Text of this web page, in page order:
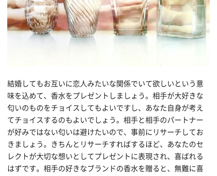
結婚してもお互いに恋人みたいな関係でいて欲しいという意
味を込めて、香水をプレゼントしましょう。相手が大好きな
匂いのものをチョイスしてもよいですし、あなた自身が考え
てチョイスするのもよいでしょう。相手と相手のパートナー
が好みではない匂いは避けたいので、事前にリサーチしてお
きましょう。きちんとリサーチすればするほど、あなたのセ
レクトが大切な想いとしてプレゼントに表現され、喜ばれる
はずです。相手の好きなブランドの香水を贈ると、無難に喜